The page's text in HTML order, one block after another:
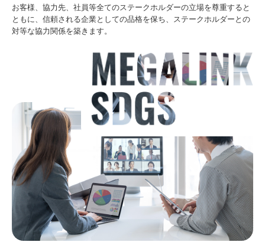
お客様、協力先、社員等全てのステークホルダーの立場を尊重すると
ともに、信頼される企業としての品格を保ち、ステークホルダーとの
対等な協力関係を築きます。